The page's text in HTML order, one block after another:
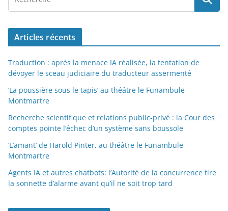
Articles récents
Traduction : après la menace IA réalisée, la tentation de
dévoyer le sceau judiciaire du traducteur assermenté
‘La poussière sous le tapis’ au théâtre le Funambule
Montmartre
Recherche scientifique et relations public-privé : la Cour des
comptes pointe l’échec d’un système sans boussole
‘L’amant’ de Harold Pinter, au théâtre le Funambule
Montmartre
Agents IA et autres chatbots: l’Autorité de la concurrence tire
la sonnette d’alarme avant qu’il ne soit trop tard